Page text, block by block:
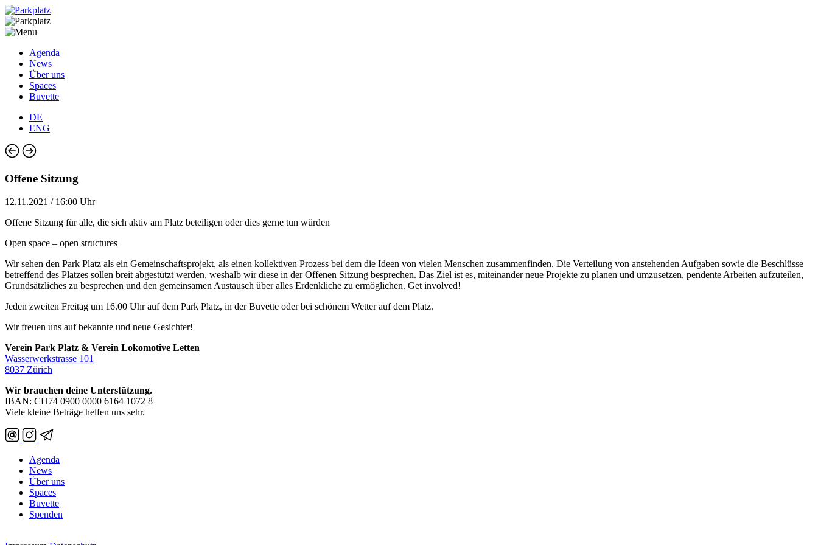
Agenda
News
Über uns
Spaces
Buvette
DE
ENG
Offene Sitzung
12.11.2021 / 16:00 Uhr
Offene Sitzung für alle, die sich aktiv am Platz beteiligen oder dies gerne tun würden
Open space – open structures
Wir sehen den Park Platz als ein Gemeinschaftsprojekt, als einen kollektiven Prozess bei dem die Ideen von vielen Menschen zusammenfinden. Die Verteilung von anstehenden Aufgaben sowie die Beschlüsse
betreffend des Platzes sollen breit abgestützt werden, weshalb wir diese in der Offenen Sitzung besprechen. Das Ziel ist es, miteinander neue Projekte zu planen und umzusetzen, pendente Arbeiten aufzuteilen,
Grundsätzliches zu besprechen und den gemeinsamen Austausch über alles Erdenkliche zu ermöglichen. Get involved!
Jeden zweiten Freitag um 16.00 Uhr auf dem Park Platz, in der Buvette oder bei schönem Wetter auf dem Platz.
Wir freuen uns auf bekannte und neue Gesichter!
Verein Park Platz & Verein Lokomotive Letten
Wasserwerkstrasse 101
8037 Zürich
Wir brauchen deine Unterstützung.
IBAN: CH74 0900 0000 6164 1072 8
Viele kleine Beträge helfen uns sehr.
Agenda
News
Über uns
Spaces
Buvette
Spenden